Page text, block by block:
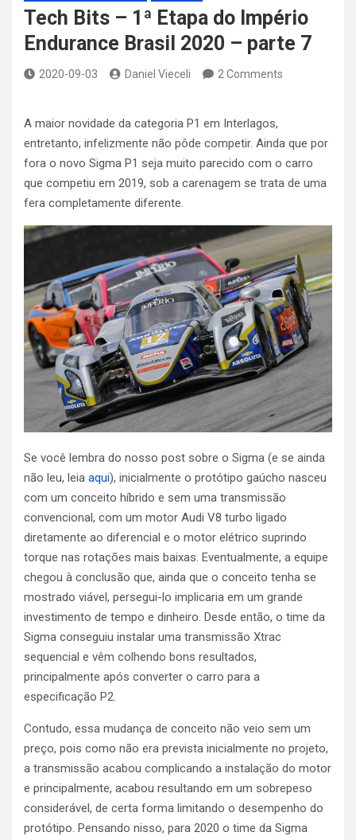
Tech Bits – 1ª Etapa do Império
Endurance Brasil 2020 – parte 7
2020-09-03 Daniel Vieceli 2 Comments
A maior novidade da categoria P1 em Interlagos,
entretanto, infelizmente não pôde competir. Ainda que por
fora o novo Sigma P1 seja muito parecido com o carro
que competiu em 2019, sob a carenagem se trata de uma
fera completamente diferente.
Se você lembra do nosso post sobre o Sigma (e se ainda
não leu, leia aqui), inicialmente o protótipo gaúcho nasceu
com um conceito híbrido e sem uma transmissão
convencional, com um motor Audi V8 turbo ligado
diretamente ao diferencial e o motor elétrico suprindo
torque nas rotações mais baixas. Eventualmente, a equipe
chegou à conclusão que, ainda que o conceito tenha se
mostrado viável, persegui-lo implicaria em um grande
investimento de tempo e dinheiro. Desde então, o time da
Sigma conseguiu instalar uma transmissão Xtrac
sequencial e vêm colhendo bons resultados,
principalmente após converter o carro para a
especificação P2.
Contudo, essa mudança de conceito não veio sem um
preço, pois como não era prevista inicialmente no projeto,
a transmissão acabou complicando a instalação do motor
e principalmente, acabou resultando em um sobrepeso
considerável, de certa forma limitando o desempenho do
protótipo. Pensando nisso, para 2020 o time da Sigma